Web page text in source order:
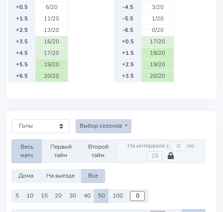
+0.5
6/20
+1.5
11/20
+2.5
13/20
+3.5
16/20
+4.5
17/20
+5.5
19/20
+6.5
20/20
-4.5
3/20
-5.5
1/20
-6.5
0/20
+0.5
17/20
+1.5
19/20
+2.5
19/20
+3.5
20/20
Выбор сезонов
Весь
матч
Первый
тайм
Второй
тайм
На интервале с по
Дома На выезде Все
5 10 15 20 30 40 50 100